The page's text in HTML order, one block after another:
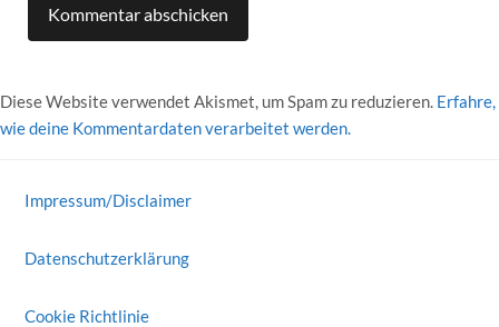
Diese Website verwendet Akismet, um Spam zu reduzieren. Erfahre,
wie deine Kommentardaten verarbeitet werden.
Impressum/Disclaimer
Datenschutzerklärung
Cookie Richtlinie